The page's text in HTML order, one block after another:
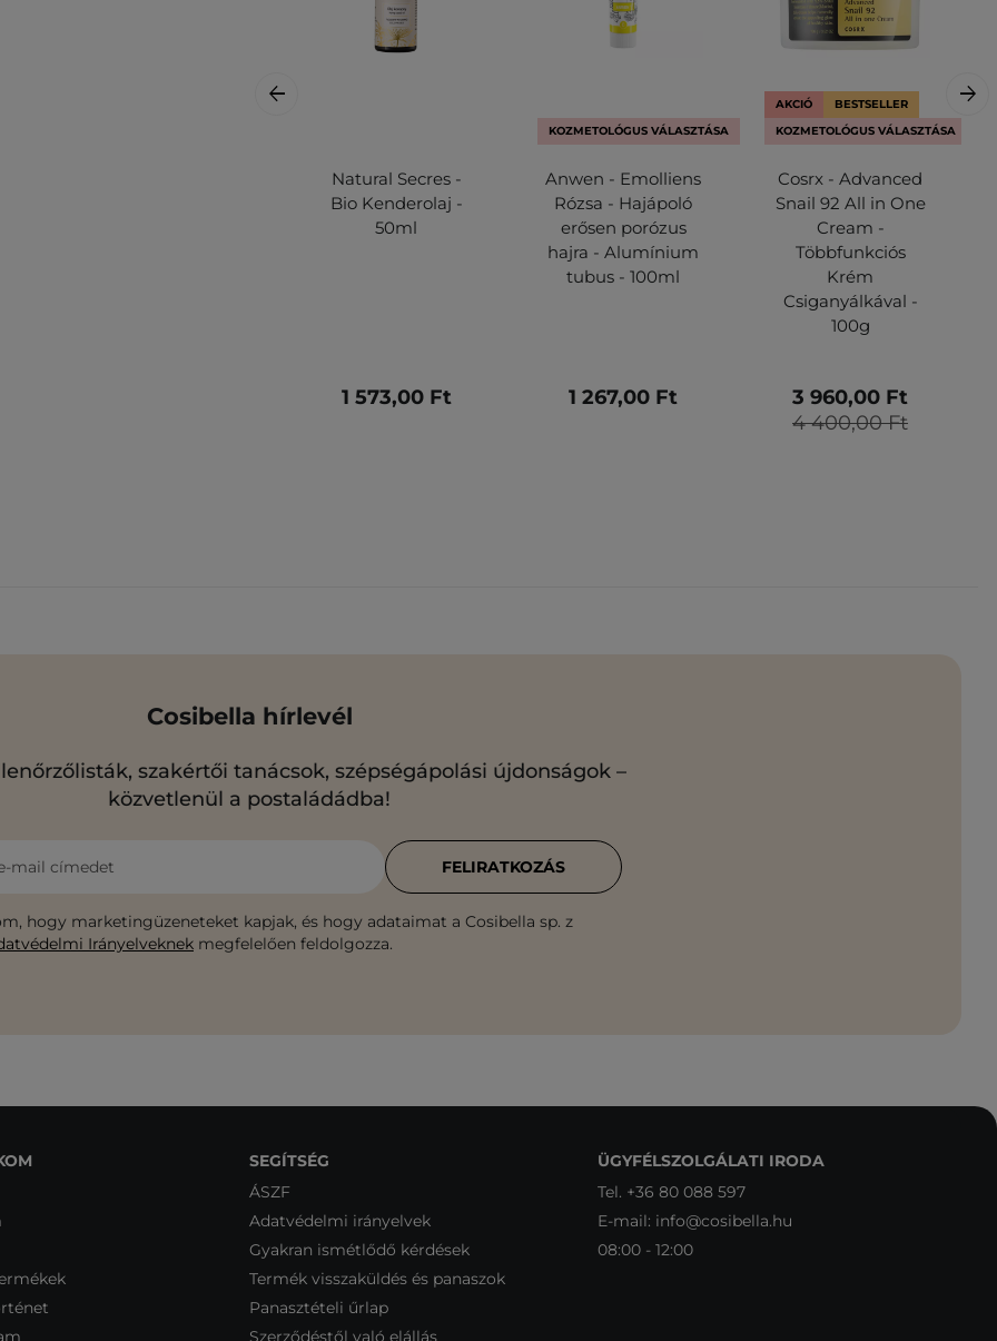
Natural Secres -
Bio Kenderolaj -
50ml
1 573,00 Ft
KOZMETOLÓGUS VÁLASZTÁSA
Anwen - Emolliens
Rózsa - Hajápoló
erősen porózus
hajra - Alumínium
tubus - 100ml
1 267,00 Ft
AKCIÓ
BESTSELLER
KOZMETOLÓGUS VÁLASZTÁSA
Cosrx - Advanced
Snail 92 All in One
Cream -
Többfunkciós
Krém
Csiganyálkával -
100g
4 400,00 Ft
3 960,00 Ft
Cosibella hírlevél
szakértői tanácsok, szépségápolási újdonságok –
közvetlenül a postaládádba!
mail címedet
hogy marketingüzeneteket kapjak, és hogy adataimat a Cosibella sp. z
Irányelveknek megfelelően feldolgozza.
FELIRATKOZÁS
SEGÍTSÉG
ÁSZF
Adatvédelmi irányelvek
Gyakran ismétlődő kérdések
Termék visszaküldés és panaszok
Panasztételi űrlap
Szerződéstől való elállás
ÜGYFÉLSZOLGÁLATI IRODA
Tel. +36 80 088 597
E-mail: info@cosibella.hu
08:00 - 12:00